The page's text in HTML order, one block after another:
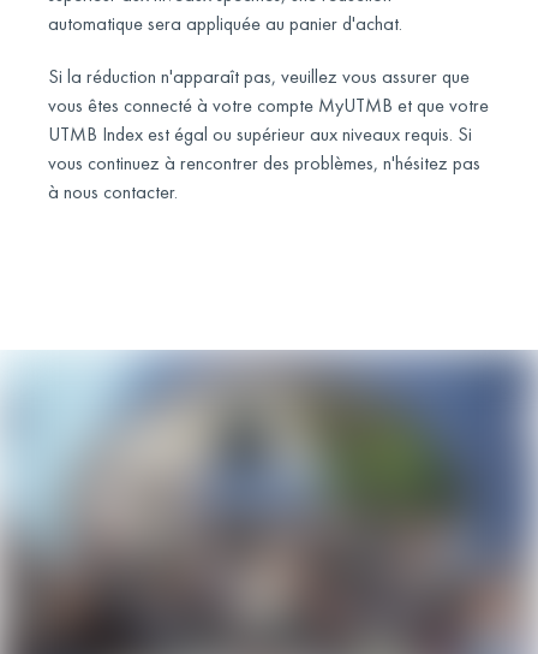
automatique sera appliquée au panier d'achat.
Si la réduction n'apparaît pas, veuillez vous assurer que
vous êtes connecté à votre compte MyUTMB et que votre
UTMB Index est égal ou supérieur aux niveaux requis. Si
vous continuez à rencontrer des problèmes, n'hésitez pas
à nous contacter.